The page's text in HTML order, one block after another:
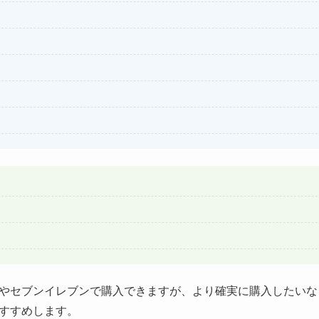
セブンイレブンで購入できますが、より確実に購入したい
すめします。